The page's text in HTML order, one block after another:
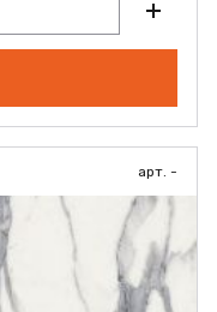
арт. -